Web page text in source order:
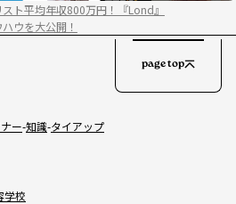
ト平均年収800万円！『Lond』
ウを大公開！
ー 知識 タイアップ
学校
page top